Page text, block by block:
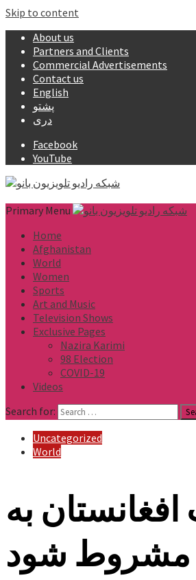
Skip to content
About us
Partners and Clients
Commercial Advertisements
Contact us
English
پشتو
دری
Facebook
YouTube
Primary Menu
Home
Afghanistan
World
Women
Sports
Art and Music
Television Shows
Exclusive Pages
Nazira Karimi
98 Election
COVID-19
Videos
Search for:
Uncategorized
World
به
مشروط شود